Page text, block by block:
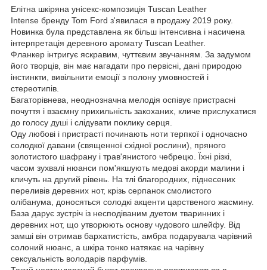
Елітна шкіряна унісекс-композиція Tuscan Leather
Intense бренду Tom Ford з'явилася в продажу 2019 року.
Новинка була представлена як більш інтенсивна і насичена
інтерпретація деревного аромату Tuscan Leather.
Фланкер інтригує яскравим, чуттєвим звучанням. За задумом
його творців, він має нагадати про первісні, дані природою
інстинкти, вивільнити емоції з полону умовностей і
стереотипів.
Багаторівнева, неоднозначна мелодія оспівує пристрасні
почуття і взаємну прихильність закоханих, кличе прислухатися
до голосу душі і слідувати поклику серця.
Оду любові і пристрасті починають ноти терпкої і одночасно
солодкої давани (священної східної рослини), пряного
золотистого шафрану і трав'янистого чебрецю. Їхні різкі,
часом зухвалі нюанси пом'якшують медові акорди малини і
кличуть на другий рівень. На тлі благородних, піднесених
переливів деревних нот, крізь серпанок смолистого
олібанума, доносяться солодкі акценти царственого жасмину.
База дарує зустріч із несподіваним дуетом тваринних і
деревних нот, що утворюють основу чудового шлейфу. Від
замші він отримав бархатистість, амбра подарувала чарівний
солоний нюанс, а шкіра тонко натякає на чарівну
сексуальність володарів парфумів.